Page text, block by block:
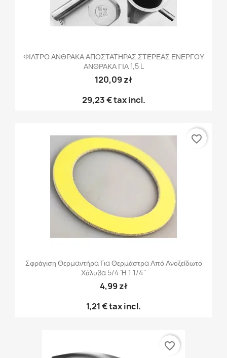
ΦΙΛΤΡΟ ΑΝΘΡΑΚΑ ΑΠΟΣΤΑΤΗΡΑΣ ΣΤΕΡΕΑΣ ΕΝΕΡΓΟΥ
ΑΝΘΡΑΚΑ ΓΙΑ 1,5 L
120,09 zł
29,23 €tax incl.
Σφράγιση Θερμαντήρα Για Θερμάστρα Από Ανοξείδωτο
Χάλυβα 5/4 Ή 1 1/4"
4,99 zł
1,21 €tax incl.
favorite_border
favorite_border